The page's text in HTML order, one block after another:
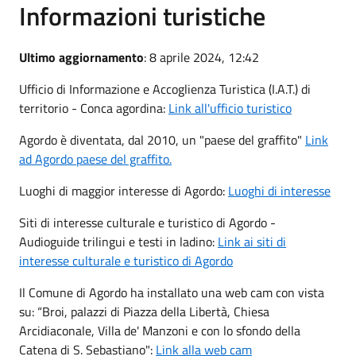
Informazioni turistiche
Ultimo aggiornamento: 8 aprile 2024, 12:42
Ufficio di Informazione e Accoglienza Turistica (I.A.T.) di
territorio - Conca agordina: Link all'ufficio turistico
Agordo è diventata, dal 2010, un "paese del graffito" Link
ad Agordo paese del graffito.
Luoghi di maggior interesse di Agordo: Luoghi di interesse
Siti di interesse culturale e turistico di Agordo -
Audioguide trilingui e testi in ladino: Link ai siti di
interesse culturale e turistico di Agordo
Il Comune di Agordo ha installato una web cam con vista
su: “Broi, palazzi di Piazza della Libertà, Chiesa
Arcidiaconale, Villa de' Manzoni e con lo sfondo della
Catena di S. Sebastiano": Link alla web cam